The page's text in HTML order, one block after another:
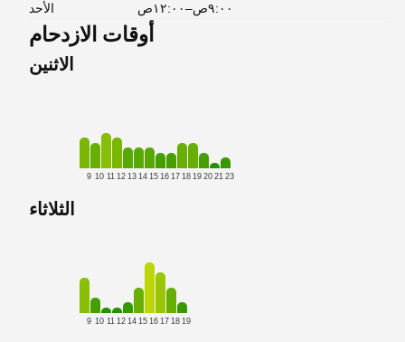
الأحد
٩:٠٠ص–١٢:٠٠ص
أوقات الازدحام
الاثنين
9 10 11 12 13 14 15 16 17 18 19 20 21 23
الثلاثاء
9 10 11 12 14 15 16 17 18 19